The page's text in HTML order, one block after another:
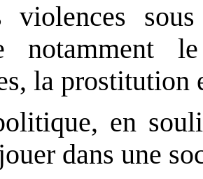
sous
notamment
la prostitution
en
dans une